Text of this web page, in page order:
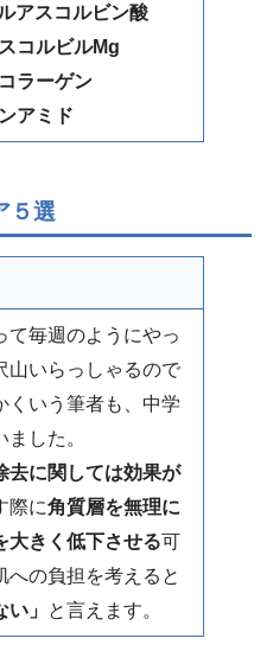
アスコルビン酸
コルビルMg
ラーゲン
アミド
５選
毎週のようにやっ
山いらっしゃるので
くいう筆者も、中学
した。
去に関しては効果が
際に角質層を無理に
大きく低下させる可
への負担を考えると
」 と言えます。